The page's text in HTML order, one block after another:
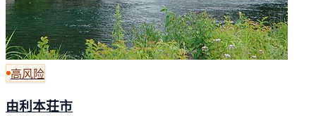
高风险
由利本荘市